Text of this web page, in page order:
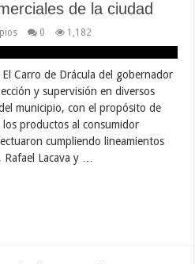
de la ciudad
0 1,182
Carro de Drácula del gobernador
y supervisión en diversos
municipio, con el propósito de
productos al consumidor
cumpliendo lineamientos
Lacava y …